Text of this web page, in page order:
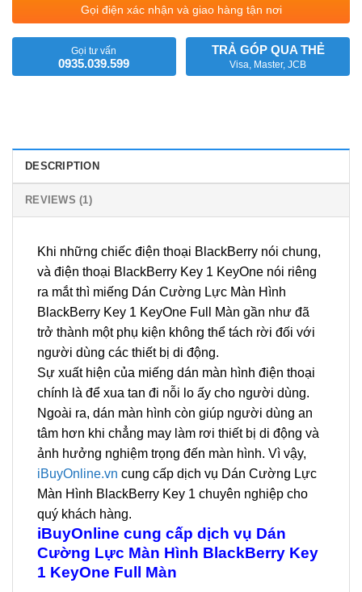
Gọi điện xác nhận và giao hàng tận nơi
Gọi tư vấn
0935.039.599
TRẢ GÓP QUA THẺ
Visa, Master, JCB
DESCRIPTION
REVIEWS (1)
Khi những chiếc điện thoại BlackBerry nói chung,
và điện thoại BlackBerry Key 1 KeyOne nói riêng
ra mắt thì miếng Dán Cường Lực Màn Hình
BlackBerry Key 1 KeyOne Full Màn gần như đã
trở thành một phụ kiện không thể tách rời đối với
người dùng các thiết bị di động.
Sự xuất hiện của miếng dán màn hình điện thoại
chính là để xua tan đi nỗi lo ấy cho người dùng.
Ngoài ra, dán màn hình còn giúp người dùng an
tâm hơn khi chẳng may làm rơi thiết bị di động và
ảnh hưởng nghiệm trọng đến màn hình. Vì vậy,
iBuyOnline.vn cung cấp dịch vụ Dán Cường Lực
Màn Hình BlackBerry Key 1 chuyên nghiệp cho
quý khách hàng.
iBuyOnline cung cấp dịch vụ Dán
Cường Lực Màn Hình BlackBerry Key
1 KeyOne Full Màn